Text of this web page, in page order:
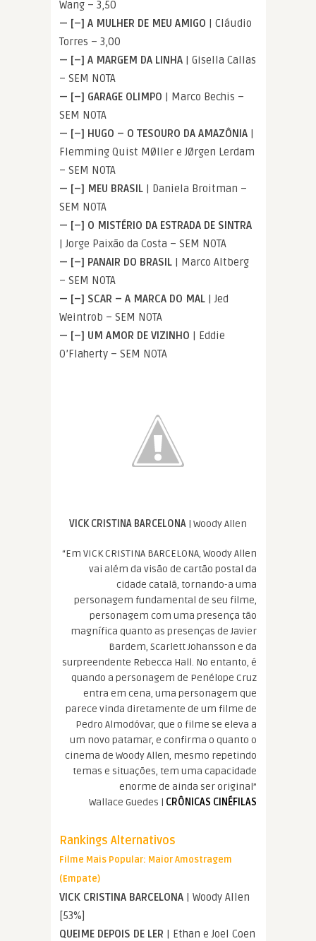
Wang – 3,50
— [–] A MULHER DE MEU AMIGO | Cláudio
Torres – 3,00
— [–] A MARGEM DA LINHA | Gisella Callas
– SEM NOTA
— [–] GARAGE OLIMPO | Marco Bechis –
SEM NOTA
— [–] HUGO – O TESOURO DA AMAZÔNIA |
Flemming Quist MØller e JØrgen Lerdam
– SEM NOTA
— [–] MEU BRASIL | Daniela Broitman –
SEM NOTA
— [–] O MISTÉRIO DA ESTRADA DE SINTRA
| Jorge Paixão da Costa – SEM NOTA
— [–] PANAIR DO BRASIL | Marco Altberg
– SEM NOTA
— [–] SCAR – A MARCA DO MAL | Jed
Weintrob – SEM NOTA
— [–] UM AMOR DE VIZINHO | Eddie
O’Flaherty – SEM NOTA
VICK CRISTINA BARCELONA | Woody Allen
“Em VICK CRISTINA BARCELONA, Woody Allen
vai além da visão de cartão postal da
cidade catalã, tornando-a uma
personagem fundamental de seu filme,
personagem com uma presença tão
magnífica quanto as presenças de Javier
Bardem, Scarlett Johansson e da
surpreendente Rebecca Hall. No entanto, é
quando a personagem de Penélope Cruz
entra em cena, uma personagem que
parece vinda diretamente de um filme de
Pedro Almodóvar, que o filme se eleva a
um novo patamar, e confirma o quanto o
cinema de Woody Allen, mesmo repetindo
temas e situações, tem uma capacidade
enorme de ainda ser original”
Wallace Guedes | CRÔNICAS CINÉFILAS
Rankings Alternativos
Filme Mais Popular: Maior Amostragem
(Empate)
VICK CRISTINA BARCELONA | Woody Allen
[53%]
QUEIME DEPOIS DE LER | Ethan e Joel Coen